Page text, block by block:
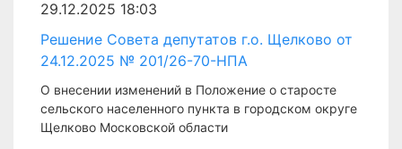
29.12.2025 18:03
Решение Совета депутатов г.о. Щелково от
24.12.2025 № 201/26-70-НПА
О внесении изменений в Положение о старосте
сельского населенного пункта в городском округе
Щелково Московской области